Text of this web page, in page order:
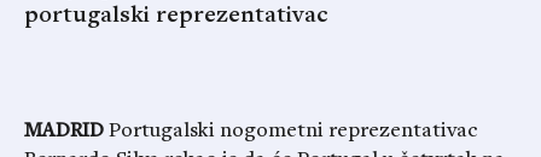
portugalski reprezentativac
MADRID Portugalski nogometni reprezentativac